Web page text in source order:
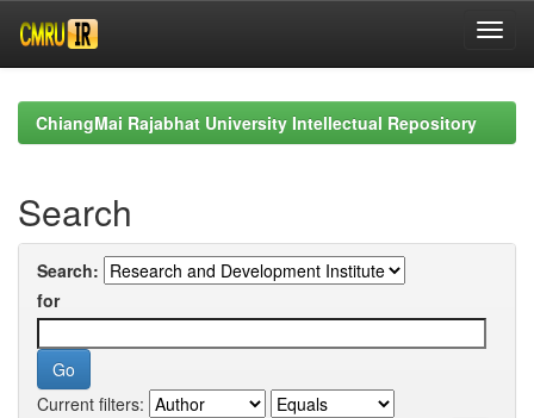
navigationChiangMai Rajabhat University Intellectual Repository
Search
Search:
for
Current filters: